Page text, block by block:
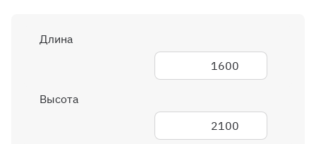
Длина
1600
Высота
2100